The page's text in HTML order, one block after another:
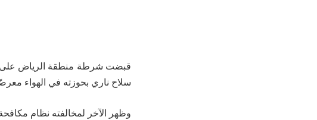
قبضت شرطة منطقة الرياض على
سلاح ناري بحوزته في الهواء
وظهر الآخر لمخالفته نظام